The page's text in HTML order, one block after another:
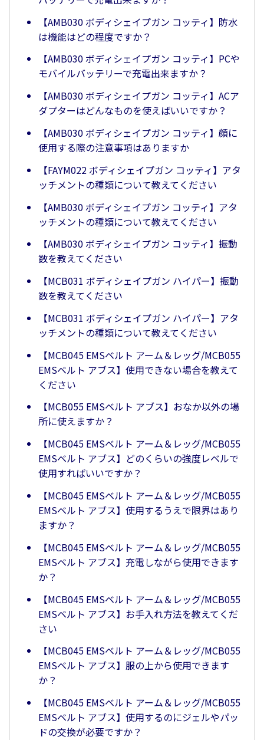
【AMB030 ボディシェイプガン コッティ】防水
は機能はどの程度ですか？
【AMB030 ボディシェイプガン コッティ】PCや
モバイルバッテリーで充電出来ますか？
【AMB030 ボディシェイプガン コッティ】ACア
ダプターはどんなものを使えばいいですか？
【AMB030 ボディシェイプガン コッティ】顔に
使用する際の注意事項はありますか
【FAYM022 ボディシェイプガン コッティ】アタ
ッチメントの種類について教えてください
【AMB030 ボディシェイプガン コッティ】アタ
ッチメントの種類について教えてください
【AMB030 ボディシェイプガン コッティ】振動
数を教えてください
【MCB031 ボディシェイプガン ハイパー】振動
数を教えてください
【MCB031 ボディシェイプガン ハイパー】アタ
ッチメントの種類について教えてください
【MCB045 EMSベルト アーム＆レッグ/MCB055
EMSベルト アブス】使用できない場合を教えて
ください
【MCB055 EMSベルト アブス】おなか以外の場
所に使えますか？
【MCB045 EMSベルト アーム＆レッグ/MCB055
EMSベルト アブス】どのくらいの強度レベルで
使用すればいいですか？
【MCB045 EMSベルト アーム＆レッグ/MCB055
EMSベルト アブス】使用するうえで限界はあり
ますか？
【MCB045 EMSベルト アーム＆レッグ/MCB055
EMSベルト アブス】充電しながら使用できます
か？
【MCB045 EMSベルト アーム＆レッグ/MCB055
EMSベルト アブス】お手入れ方法を教えてくだ
さい
【MCB045 EMSベルト アーム＆レッグ/MCB055
EMSベルト アブス】服の上から使用できます
か？
【MCB045 EMSベルト アーム＆レッグ/MCB055
EMSベルト アブス】使用するのにジェルやパッ
ドの交換が必要ですか？